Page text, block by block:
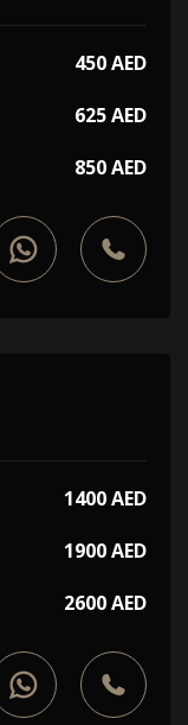
450 AED
625 AED
850 AED
1400 AED
1900 AED
2600 AED